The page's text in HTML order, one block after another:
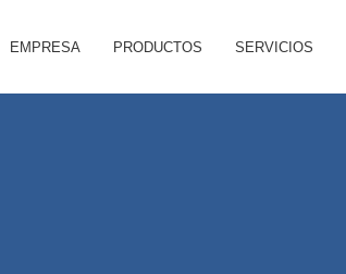
EMPRESA PRODUCTOS SERVICIOS